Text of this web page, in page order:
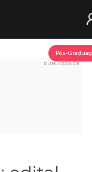
Pós-
PUBLICIDADE